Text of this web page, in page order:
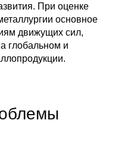
При оценке
основное
движущих сил,
глобальном и